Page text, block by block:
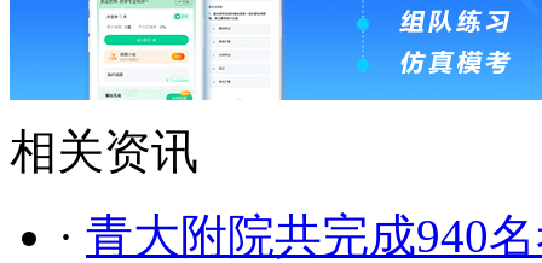
相关资讯
· 青大附院共完成940